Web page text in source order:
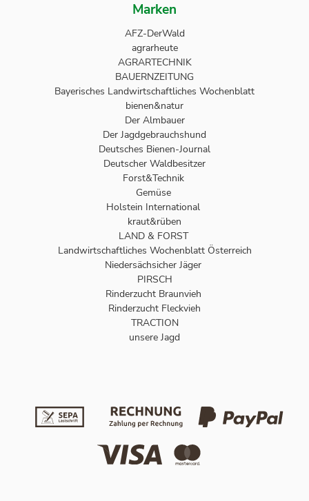
Marken
AFZ-DerWald
agrarheute
AGRARTECHNIK
BAUERNZEITUNG
Bayerisches Landwirtschaftliches Wochenblatt
bienen&natur
Der Almbauer
Der Jagdgebrauchshund
Deutsches Bienen-Journal
Deutscher Waldbesitzer
Forst&Technik
Gemüse
Holstein International
kraut&rüben
LAND & FORST
Landwirtschaftliches Wochenblatt Österreich
Niedersächsicher Jäger
PIRSCH
Rinderzucht Braunvieh
Rinderzucht Fleckvieh
TRACTION
unsere Jagd